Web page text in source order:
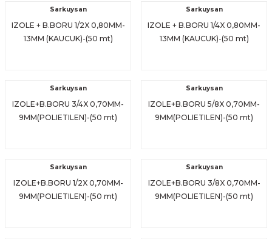
Sarkuysan
IZOLE + B.BORU 1/2X 0,80MM-
13MM (KAUCUK)-(50 mt)
Sarkuysan
IZOLE + B.BORU 1/4X 0,80MM-
13MM (KAUCUK)-(50 mt)
Sarkuysan
IZOLE+B.BORU 3/4X 0,70MM-
9MM(POLIETILEN)-(50 mt)
Sarkuysan
IZOLE+B.BORU 5/8X 0,70MM-
9MM(POLIETILEN)-(50 mt)
Sarkuysan
IZOLE+B.BORU 1/2X 0,70MM-
9MM(POLIETILEN)-(50 mt)
Sarkuysan
IZOLE+B.BORU 3/8X 0,70MM-
9MM(POLIETILEN)-(50 mt)